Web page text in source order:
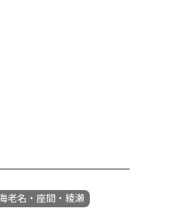
老名・座間・綾瀬